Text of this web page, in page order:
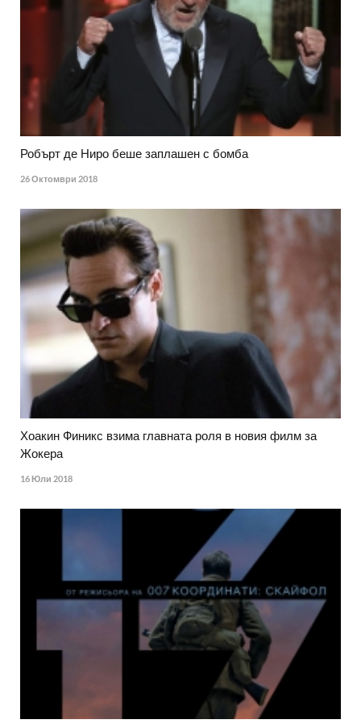
Робърт де Ниро беше заплашен с бомба
26 Октомври 2018
Хоакин Финикс взима главната роля в новия филм за
Жокера
16 Юли 2018